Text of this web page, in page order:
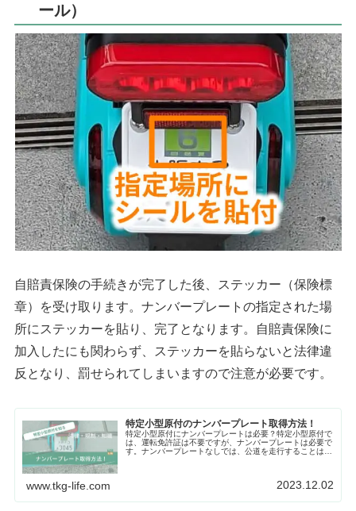
ール）
自賠責保険の手続きが完了した後、ステッカー（保険標
章）を受け取ります。ナンバープレートの指定された場
所にステッカーを貼り、完了となります。自賠責保険に
加入したにも関わらず、ステッカーを貼らないと法律違
反となり、罰せられてしまいますので注意が必要です。
特定小型原付のナンバープレート取得方法！
特定小型原付にナンバープレートは必要？特定小型原付で
は、運転免許証は不要ですが、ナンバープレートは必要で
す。ナンバープレートなしでは、公道を走行することはで
www.tkg-life.com 2023.12.02